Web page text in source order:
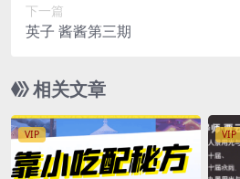
下一篇
英子 酱酱第三期
相关文章
VIP VIP